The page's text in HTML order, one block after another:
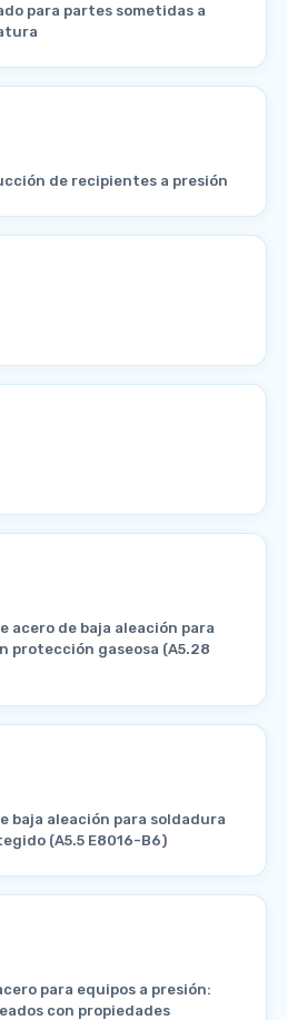
para partes sometidas a
de recipientes a presión
acero de baja aleación para
protección gaseosa (A5.28
baja aleación para soldadura
(A5.5 E8016-B6)
para equipos a presión:
con propiedades